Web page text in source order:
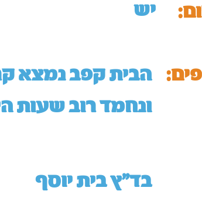
יש
הבית קפב נמצא
ונחמד רוב שעות
בד"ץ בית יוסף